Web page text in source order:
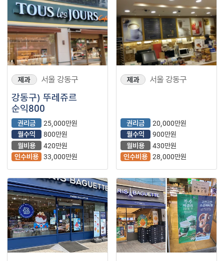
제과 서울 강동구
강동구) 뚜레쥬르
순익800
권리금
25,000만원
월수익
800만원
월비용
420만원
인수비용 33,000만원
제과 서울 강동구
권리금
20,000만원
월수익
900만원
월비용
430만원
인수비용 28,000만원